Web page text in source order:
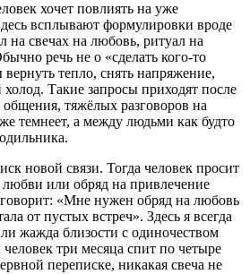
хочет повлиять на уже
всплывают формулировки вроде
на свечах на любовь, ритуал на
речь не о «сделать кого-то
тепло, снять напряжение,
Такие запросы приходят после
общения, тяжёлых разговоров на
темнеет, а между людьми как будто
новой связи. Тогда человек просит
или обряд на привлечение
«Мне нужен обряд на любовь
от пустых встреч». Здесь я всегда
жажда близости с одиночеством
три месяца спит по четыре
переписке, никакая свеча не